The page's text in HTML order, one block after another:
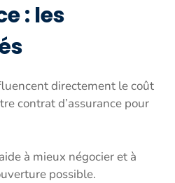
: les
directement le coût
contrat d’assurance pour
à mieux négocier et à
possible.